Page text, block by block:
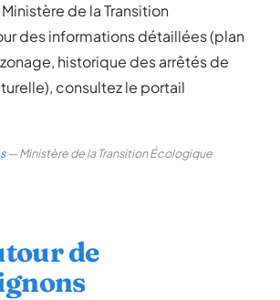
de la Transition
des informations détaillées (plan
historique des arrêtés de
consultez le portail
— Ministère de la Transition Écologique
de